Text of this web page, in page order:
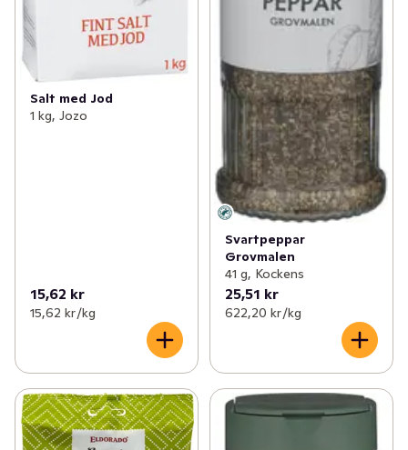
Salt med Jod
1 kg, Jozo
15,62 kr
15,62 kr /kg
Svartpeppar
Grovmalen
41 g, Kockens
25,51 kr
622,20 kr /kg